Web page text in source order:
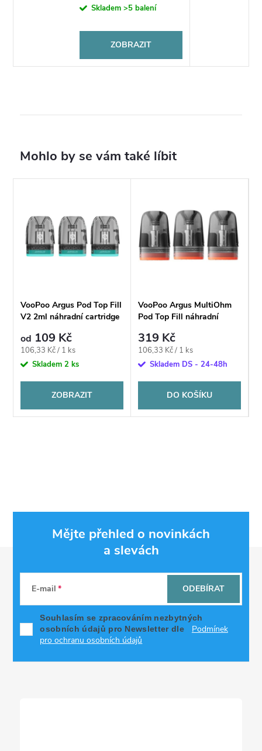
cena:Skladem >5 balení
ZOBRAZIT
VooPoo Argus Pod Top Fill
V2 2ml náhradní cartridge
od 109 Kč
Měrná
cena:
106,33 Kč / 1 ks
Skladem2 ks
ZOBRAZIT
VooPoo Argus MultiOhm
Pod Top Fill náhradní
319 Kč
Měrná
cena:
106,33 Kč / 1 ks
Skladem DS - 24-48h
DO KOŠÍKU
Mějte přehled o novinkách
a slevách
E-mail
Souhlasím se zpracováním nezbytných
osobních údajů pro Newsletter dle
Podmínek
pro ochranu osobních údajů
ODEBÍRAT